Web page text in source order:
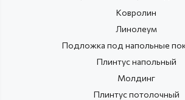
Ковролин
Линолеум
Подложка под напольные
Плинтус напольный
Молдинг
Плинтус потолочный